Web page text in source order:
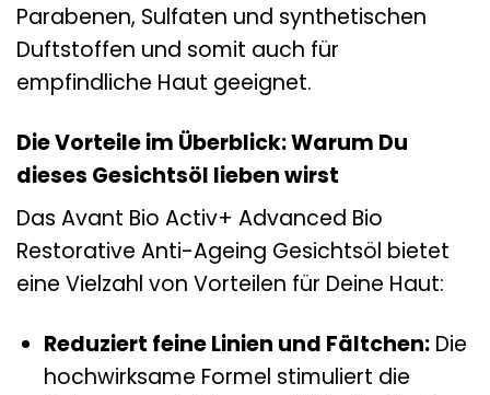
Parabenen, Sulfaten und synthetischen
Duftstoffen und somit auch für
empfindliche Haut geeignet.
Die Vorteile im Überblick: Warum Du
dieses Gesichtsöl lieben wirst
Das Avant Bio Activ+ Advanced Bio
Restorative Anti-Ageing Gesichtsöl bietet
eine Vielzahl von Vorteilen für Deine Haut:
Reduziert feine Linien und Fältchen:Die
hochwirksame Formel stimuliert die